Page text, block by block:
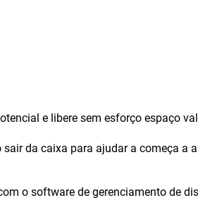
e libere sem esforço espaço
da caixa para ajudar a começa a
o software de gerenciamento de